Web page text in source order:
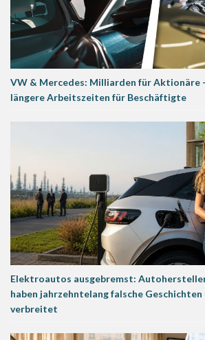
VW & Mercedes: Milliarden für Aktionäre
längere Arbeitszeiten für Beschäftigte
Elektroautos ausgebremst:
haben jahrzehntelang falsche
verbreitet